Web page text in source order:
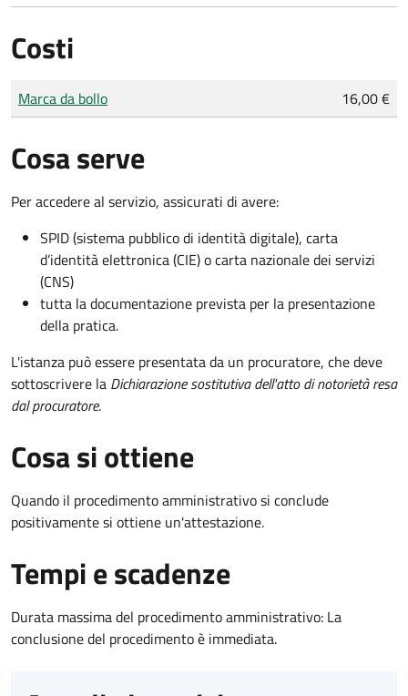
Costi
Tipo di pagamento
Importo
Marca da bollo 16,00 €
Cosa serve
Per accedere al servizio, assicurati di avere:
SPID (sistema pubblico di identità digitale), carta
d’identità elettronica (CIE) o carta nazionale dei servizi
(CNS)
tutta la documentazione prevista per la presentazione
della pratica.
L'istanza può essere presentata da un procuratore, che deve
sottoscrivere la Dichiarazione sostitutiva dell'atto di notorietà resa
dal procuratore.
Cosa si ottiene
Quando il procedimento amministrativo si conclude
positivamente si ottiene un'attestazione.
Tempi e scadenze
Durata massima del procedimento amministrativo: La
conclusione del procedimento è immediata.